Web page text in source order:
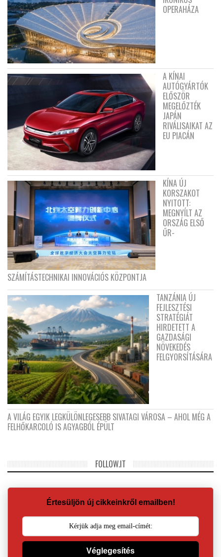
OPERAHÁZA
A KÍNAI
AUTÓGYÁRTÓK
ELŐSZÖR
MEGELŐZTÉK
JAPÁN
RIVÁLISAIKAT AZ
EU PIACÁN
KÍNA ÚJ
KORSZAKOT
NYITOTT:
MEGNYÍLT AZ
ORSZÁG ELSŐ
ŰR-
SZÁMÍTÁSTECHNIKAI INNOVÁCIÓS KÖZPONTJA
TANZÁNIA ÚJ
FEJLESZTÉSI
STRATÉGIÁT
HIRDETETT A
GAZDASÁGI
NÖVEKEDÉS
FELGYORSÍTÁSÁRA
A VILÁG EGYIK LEGKÜLÖNLEGESEBB SIVATAGI VÁROSA – AHOL MÉG A
FELHŐKARCOLÓ IS AGYAGBÓL ÉPÜLT
FOLLOW.IT
Értesüljön új cikkeinkről emailben!
Véglegesítés